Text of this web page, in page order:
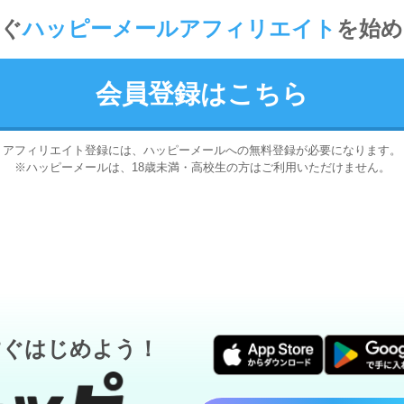
ハッピーメールアフィリエイト を始
会員登録はこちら
アフィリエイト登録には、ハッピーメールへの無料登録が必要になります。
※ハッピーメールは、18歳未満・高校生の方はご利用いただけません。
はじめよう！